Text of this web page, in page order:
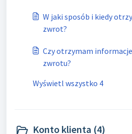
W jaki sposób i kiedy
zwrot?
Czy otrzymam
zwrotu?
Wyświetl wszystko 4
Konto klienta (4)